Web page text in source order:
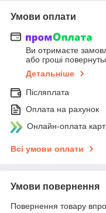
Умови оплати
Ви отримаєте
або гроші
Детальніше
Післяплата
Оплата на рахунок
Онлайн-оплата
Всі умови оплати
Умови повернення
Повернення товару